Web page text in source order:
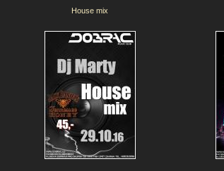
House mix